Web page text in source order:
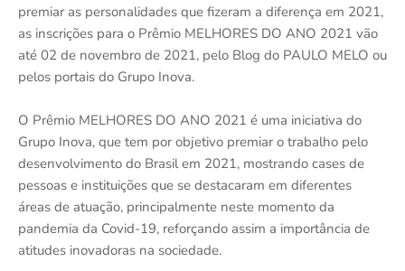
premiar as personalidades que fizeram a diferença em 2021,
as inscrições para o Prêmio MELHORES DO ANO 2021 vão
até 02 de novembro de 2021, pelo Blog do PAULO MELO ou
pelos portais do Grupo Inova.
O Prêmio MELHORES DO ANO 2021 é uma iniciativa do
Grupo Inova, que tem por objetivo premiar o trabalho pelo
desenvolvimento do Brasil em 2021, mostrando cases de
pessoas e instituições que se destacaram em diferentes
áreas de atuação, principalmente neste momento da
pandemia da Covid-19, reforçando assim a importância de
atitudes inovadoras na sociedade.